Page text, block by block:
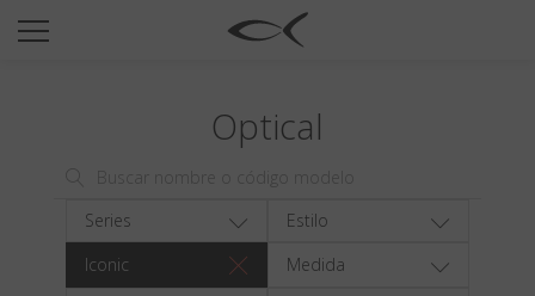
SUN
TITANIUM
NEWSROOM
Optical
Series
Estilo
Iconic
Medida